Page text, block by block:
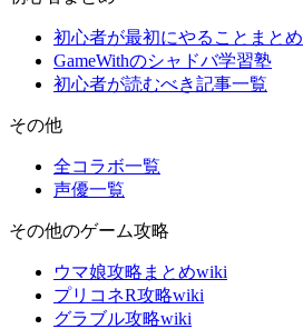
初心者が最初にやることまとめ
GameWithのシャドバ学習塾
初心者が読むべき記事一覧
その他
全コラボ一覧
声優一覧
その他のゲーム攻略
ウマ娘攻略まとめwiki
プリコネR攻略wiki
グラブル攻略wiki